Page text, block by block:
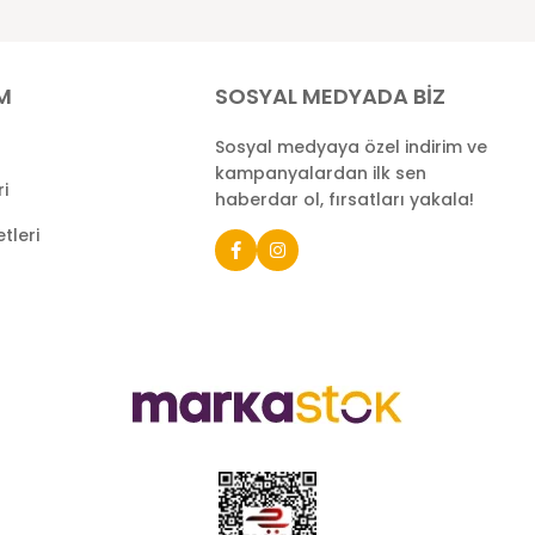
SOSYAL MEDYADA BİZ
Sosyal medyaya özel indirim ve
kampanyalardan ilk sen
haberdar ol, fırsatları yakala!